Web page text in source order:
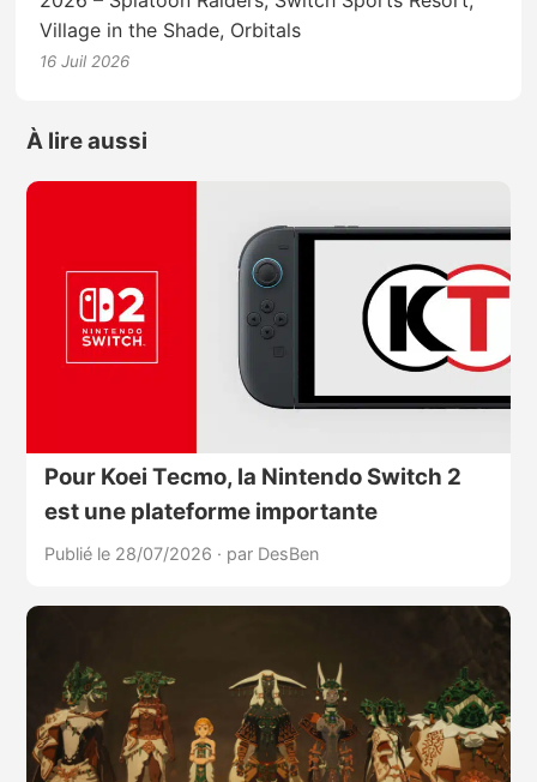
Village in the Shade, Orbitals
16 Juil 2026
À lire aussi
Pour Koei Tecmo, la Nintendo Switch 2
est une plateforme importante
Publié le 28/07/2026 · par DesBen